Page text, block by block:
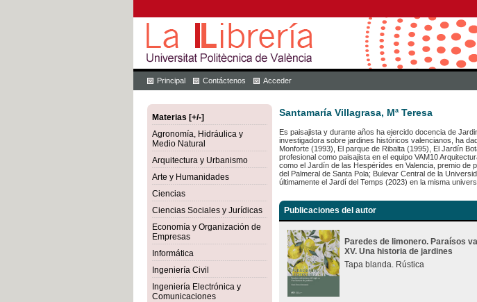
Principal Contáctenos Acceder
Materias [+/-]
Agronomía, Hidráulica y
Medio Natural
Arquitectura y Urbanismo
Arte y Humanidades
Ciencias
Ciencias Sociales y Jurídicas
Economía y Organización de
Empresas
Informática
Ingeniería Civil
Ingeniería Electrónica y
Comunicaciones
Santamaría Villagrasa, Mª Teresa
Es paisajista y durante años ha ejercido docencia de
investigadora sobre jardines históricos valencianos, ha
Monforte (1993), El parque de Ribalta (1995), El Jardín
profesional como paisajista en el equipo VAM10
como el Jardín de las Hespérídes en Valencia, premio de
del Palmeral de Santa Pola; Bulevar Central de la
últimamente el Jardí del Temps (2023) en la misma
Publicaciones del autor
Paredes de limonero. Paraísos
XV. Una historia de jardines
Tapa blanda. Rústica